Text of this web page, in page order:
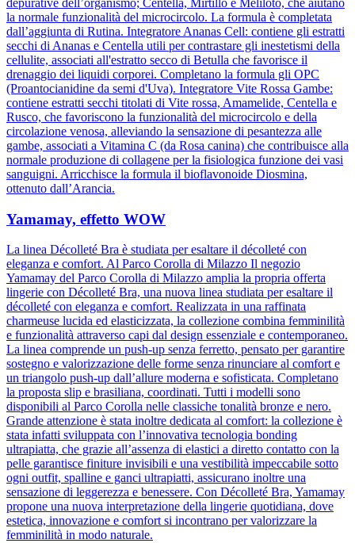
la normale funzionalità del microcircolo. La formula è completata
dall’aggiunta di Rutina. Integratore Ananas Cell: contiene gli estratti
secchi di Ananas e Centella utili per contrastare gli inestetismi della
cellulite, associati all'estratto secco di Betulla che favorisce il
drenaggio dei liquidi corporei. Completano la formula gli OPC
(Proantocianidine da semi d'Uva). Integratore Vite Rossa Gambe:
contiene estratti secchi titolati di Vite rossa, Amamelide, Centella e
Rusco, che favoriscono la funzionalità del microcircolo e della
circolazione venosa, alleviando la sensazione di pesantezza alle
gambe, associati a Vitamina C (da Rosa canina) che contribuisce alla
normale produzione di collagene per la fisiologica funzione dei vasi
sanguigni. Arricchisce la formula il bioflavonoide Diosmina,
ottenuto dall’Arancia.
Yamamay, effetto WOW
La linea Décolleté Bra è studiata per esaltare il décolleté con
eleganza e comfort. Al Parco Corolla di Milazzo Il negozio
Yamamay del Parco Corolla di Milazzo amplia la propria offerta
lingerie con Décolleté Bra, una nuova linea studiata per esaltare il
décolleté con eleganza e comfort. Realizzata in una raffinata
charmeuse lucida ed elasticizzata, la collezione combina femminilità
e funzionalità attraverso capi dal design essenziale e contemporaneo.
La linea comprende un push-up senza ferretto, pensato per garantire
sostegno e valorizzazione delle forme senza rinunciare al comfort e
un triangolo push-up dall’allure moderna e sofisticata. Completano
la proposta slip e brasiliana, coordinati. Tutti i modelli sono
disponibili al Parco Corolla nelle classiche tonalità bronze e nero.
Grande attenzione è stata inoltre dedicata al comfort: la collezione è
stata infatti sviluppata con l’innovativa tecnologia bonding
ultrapiatta, che grazie all’assenza di elastici a diretto contatto con la
pelle garantisce finiture invisibili e una vestibilità impeccabile sotto
ogni outfit, spalline e ganci ultrapiatti, assicurano inoltre una
sensazione di leggerezza e benessere. Con Décolleté Bra, Yamamay
propone una nuova interpretazione della lingerie quotidiana, dove
estetica, innovazione e comfort si incontrano per valorizzare la
femminilità in modo naturale.